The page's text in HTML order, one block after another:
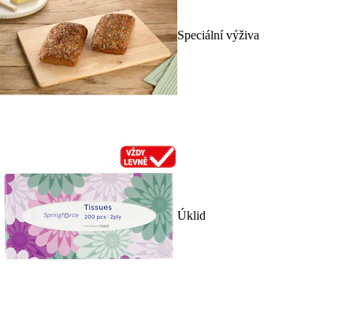
Speciální výživa
Úklid